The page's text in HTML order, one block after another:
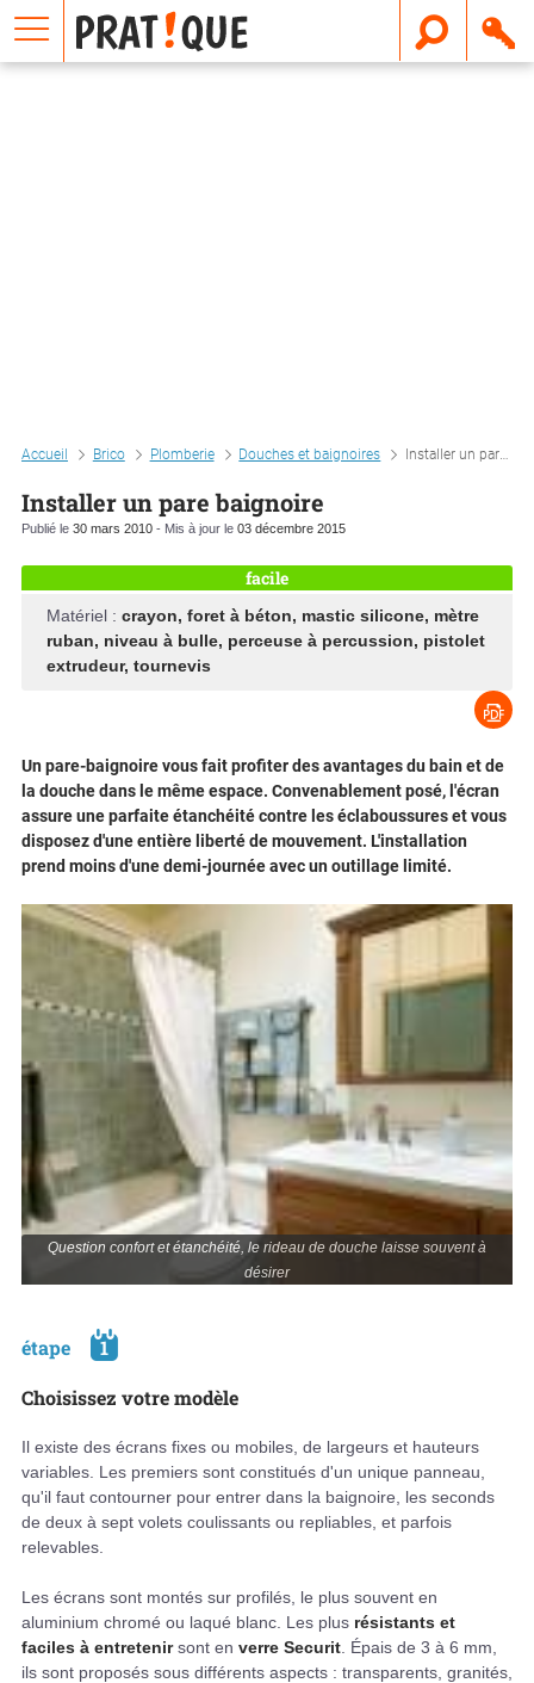
Accueil Brico Plomberie Douches et baignoires Installer un pare baignoire
Installer un pare baignoire
Publié le 30 mars 2010 - Mis à jour le 03 décembre 2015
facile
Matériel : crayon, foret à béton, mastic silicone, mètre
ruban, niveau à bulle, perceuse à percussion, pistolet
extrudeur, tournevis
Question confort et étanchéité, le rideau de douche laisse souvent à
désirer
Un pare-baignoire vous fait profiter des avantages du bain et de
la douche dans le même espace. Convenablement posé, l'écran
assure une parfaite étanchéité contre les éclaboussures et vous
disposez d'une entière liberté de mouvement. L'installation
prend moins d'une demi-journée avec un outillage limité.
étape
1
Choisissez votre modèle
Il existe des écrans fixes ou mobiles, de largeurs et hauteurs
variables. Les premiers sont constitués d'un unique panneau,
qu'il faut contourner pour entrer dans la baignoire, les seconds
de deux à sept volets coulissants ou repliables, et parfois
relevables.
Les écrans sont montés sur profilés, le plus souvent en
aluminium chromé ou laqué blanc. Les plus résistants et
faciles à entretenirsont en verre Securit . Épais de 3 à 6 mm,
ils sont proposés sous différents aspects : transparents, granités,
E
m
a